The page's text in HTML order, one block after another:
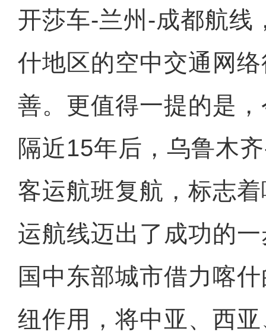
开莎车-兰州-成都航线
什地区的空中交通网
善。更值得一提的是
隔近15年后，乌鲁木
客运航班复航，标志
运航线迈出了成功的
国中东部城市借力喀
纽作用，将中亚、西